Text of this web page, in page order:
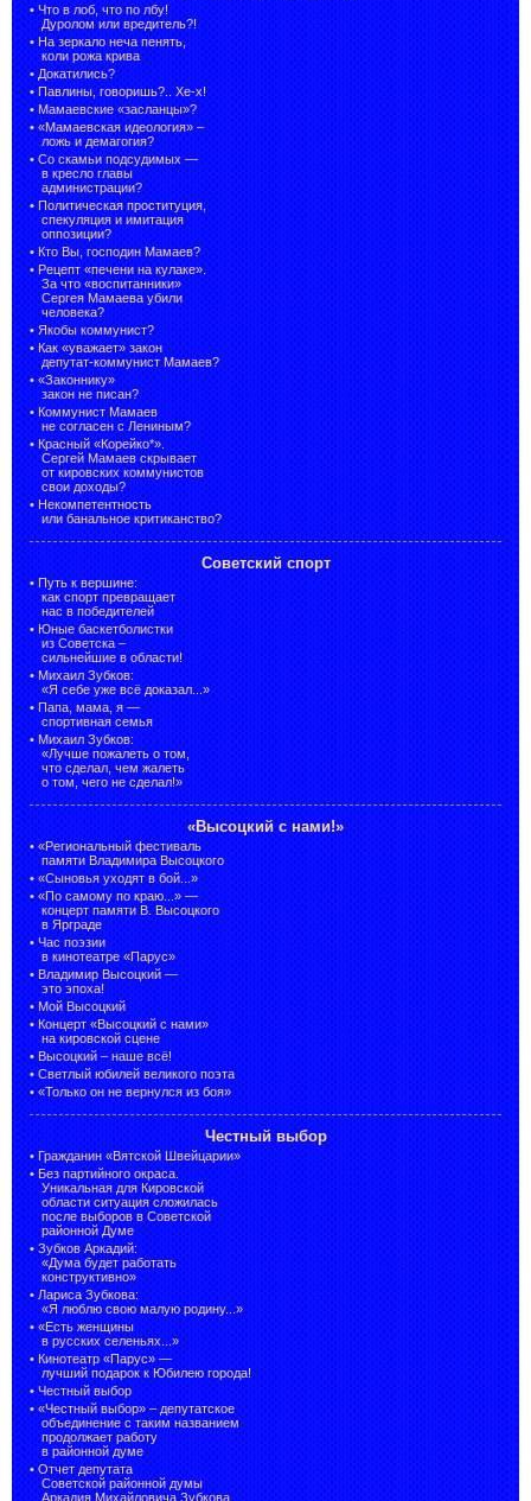
• Что в лоб, что по лбу!
Дуролом или вредитель?!
• На зеркало неча пенять,
коли рожа крива
• Докатились?
• Павлины, говоришь?.. Хе-х!
• Мамаевские «засланцы»?
• «Мамаевская идеология» –
ложь и демагогия?
• Со скамьи подсудимых —
в кресло главы
администрации?
• Политическая проституция,
спекуляция и имитация
оппозиции?
• Кто Вы, господин Мамаев?
• Рецепт «печени на кулаке».
За что «воспитанники»
Сергея Мамаева убили
человека?
• Якобы коммунист?
• Как «уважает» закон
депутат-коммунист Мамаев?
• «Законнику»
закон не писан?
• Коммунист Мамаев
не согласен с Лениным?
• Красный «Корейко*».
Сергей Мамаев скрывает
от кировских коммунистов
свои доходы?
• Некомпетентность
или банальное критиканство?
Советский спорт
• Путь к вершине:
как спорт превращает
нас в победителей
• Юные баскетболистки
из Советска –
сильнейшие в области!
• Михаил Зубков:
«Я себе уже всё доказал...»
• Папа, мама, я —
спортивная семья
• Михаил Зубков:
«Лучше пожалеть о том,
что сделал, чем жалеть
о том, чего не сделал!»
«Высоцкий с нами!»
• «Региональный фестиваль
памяти Владимира Высоцкого
• «Сыновья уходят в бой...»
• «По самому по краю...» —
концерт памяти В. Высоцкого
в Ярграде
• Час поэзии
в кинотеатре «Парус»
• Владимир Высоцкий —
это эпоха!
• Мой Высоцкий
• Концерт «Высоцкий с нами»
на кировской сцене
• Высоцкий – наше всё!
• Светлый юбилей великого поэта
• «Только он не вернулся из боя»
Честный выбор
• Гражданин «Вятской Швейцарии»
• Без партийного окраса.
Уникальная для Кировской
области ситуация сложилась
после выборов в Советской
районной Думе
• Зубков Аркадий:
«Дума будет работать
конструктивно»
• Лариса Зубкова:
«Я люблю свою малую родину...»
• «Есть женщины
в русских селеньях...»
• Кинотеатр «Парус» —
лучший подарок к Юбилею города!
• Честный выбор
• «Честный выбор» – депутатское
объединение с таким названием
продолжает работу
в районной думе
• Отчет депутата
Советской районной думы
Аркадия Михайловича Зубкова